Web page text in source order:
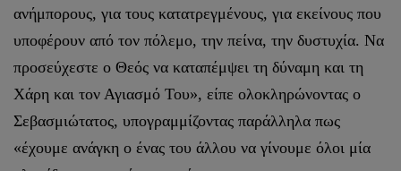
ανήμπορους, για τους κατατρεγμένους, για εκείνους που
υποφέρουν από τον πόλεμο, την πείνα, την δυστυχία. Να
προσεύχεστε ο Θεός να καταπέμψει τη δύναμη και τη
Χάρη και τον Αγιασμό Του», είπε ολοκληρώνοντας ο
Σεβασμιώτατος, υπογραμμίζοντας παράλληλα πως
«έχουμε ανάγκη ο ένας του άλλου να γίνουμε όλοι μία